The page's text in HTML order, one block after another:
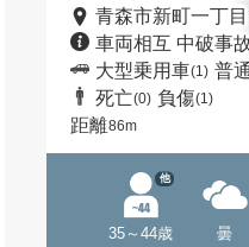
青森市新町一丁
車両相互 中破事
大型乗用車(1) 普
死亡(0) 負傷(1)
距離86m
35～44歳
他
曇